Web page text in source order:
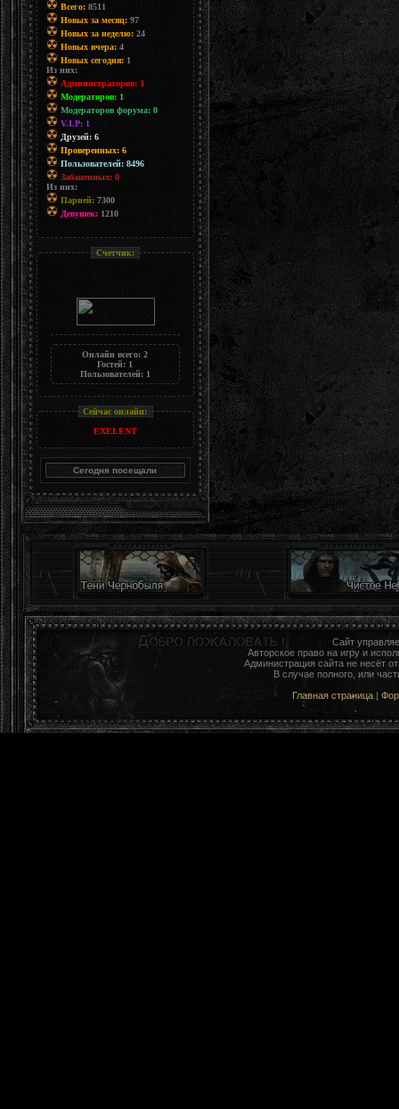
Всего:8511
Новых за месяц:97
Новых за неделю:24
Новых вчера:4
Новых сегодня:1
Из них:
Администраторов: 1
Модераторов: 1
Модераторов форума: 0
V.I.P: 1
Друзей: 6
Проверенных: 6
Пользователей: 8496
Забаненных: 0
Из них:
Парней:7300
Девушек:1210
Счетчик:
Онлайн всего:2
Гостей: 1
Пользователей: 1
Сейчас онлайн:
EXELENT
Сайт
Авторское право на игру и
Администрация сайта не несёт
В случае полного, или
Главная страница |